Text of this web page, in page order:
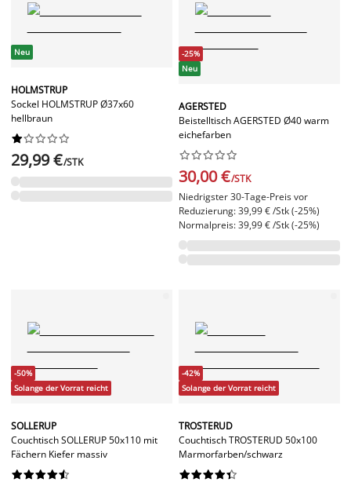
Neu
HOLMSTRUP
Sockel HOLMSTRUP Ø37x60
hellbraun






29,99 €/STK
-25%
Neu
AGERSTED
Beistelltisch AGERSTED Ø40 warm
eichefarben






30,00 €/STK
Niedrigster 30-Tage-Preis vor
Reduzierung: 39,99 € /Stk (-25%)
Normalpreis: 39,99 € /Stk (-25%)
-50%
Solange der Vorrat reicht
SOLLERUP
Couchtisch SOLLERUP 50x110 mit
Fächern Kiefer massiv






-42%
Solange der Vorrat reicht
TROSTERUD
Couchtisch TROSTERUD 50x100
Marmorfarben/schwarz





